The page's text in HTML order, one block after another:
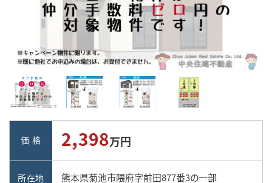
価 格 2,398万円
所在地 熊本県菊池市隈府字前田877番3の一部